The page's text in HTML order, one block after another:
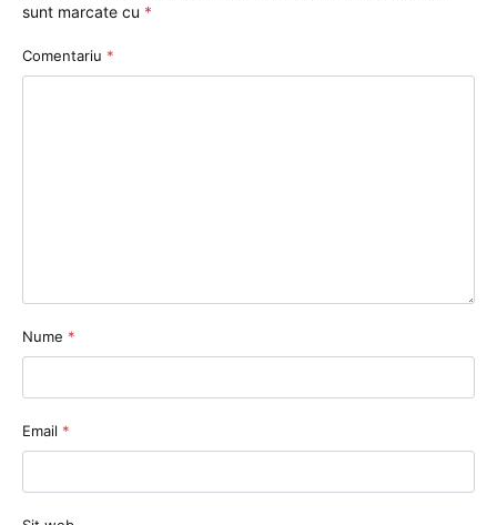
sunt marcate cu *
Comentariu *
Nume *
Email *